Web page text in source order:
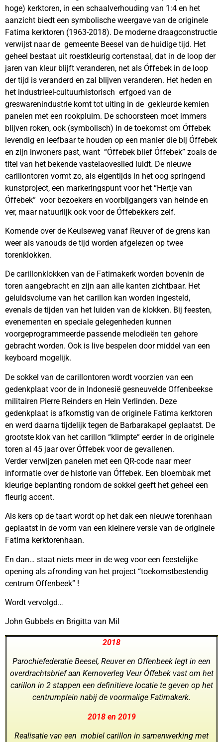
hoge) kerktoren, in een schaalverhouding van 1:4 en het
aanzicht biedt een symbolische weergave van de originele
Fatima kerktoren (1963-2018). De moderne draagconstructie
verwijst naar de gemeente Beesel van de huidige tijd. Het
geheel bestaat uit roestkleurig cortenstaal, dat in de loop der
jaren van kleur blijft veranderen, net als Óffebek in de loop
der tijd is veranderd en zal blijven veranderen. Het heden en
het industrieel-cultuurhistorisch erfgoed van de
greswarenindustrie komt tot uiting in de gekleurde kemien
panelen met een rookpluim. De schoorsteen moet immers
blijven roken, ook (symbolisch) in de toekomst om Óffebek
levendig en leefbaar te houden op een manier die bij Óffebek
en zijn inwoners past, want “Óffebek blief Óffebek” zoals de
titel van het bekende vastelaoveslied luidt. De nieuwe
carillontoren vormt zo, als eigentijds in het oog springend
kunstproject, een markeringspunt voor het “Hertje van
Óffebek” voor bezoekers en voorbijgangers van heinde en
ver, maar natuurlijk ook voor de Óffebekkers zelf.
Komende over de Keulseweg vanaf Reuver of de grens kan
weer als vanouds de tijd worden afgelezen op twee
torenklokken.
De carillonklokken van de Fatimakerk worden bovenin de
toren aangebracht en zijn aan alle kanten zichtbaar. Het
geluidsvolume van het carillon kan worden ingesteld,
evenals de tijden van het luiden van de klokken. Bij feesten,
evenementen en speciale gelegenheden kunnen
voorgeprogrammeerde passende melodieën ten gehore
gebracht worden. Ook is live bespelen door middel van een
keyboard mogelijk.
De sokkel van de carillontoren wordt voorzien van een
gedenkplaat voor de in Indonesië gesneuvelde Offenbeekse
militairen Pierre Reinders en Hein Verlinden. Deze
gedenkplaat is afkomstig van de originele Fatima kerktoren
en werd daarna tijdelijk tegen de Barbarakapel geplaatst. De
grootste klok van het carillon “klimpte” eerder in de originele
toren al 45 jaar over Óffebek voor de gevallenen.
Verder verwijzen panelen met een QR-code naar meer
informatie over de historie van Óffebek. Een bloembak met
kleurige beplanting rondom de sokkel geeft het geheel een
fleurig accent.
Als kers op de taart wordt op het dak een nieuwe torenhaan
geplaatst in de vorm van een kleinere versie van de originele
Fatima kerktorenhaan.
En dan… staat niets meer in de weg voor een feestelijke
opening als afronding van het project “toekomstbestendig
centrum Offenbeek” !
Wordt vervolgd…
John Gubbels en Brigitta van Mil
2018
Parochiefederatie Beesel, Reuver en Offenbeek legt in een
overdrachtsbrief aan Kernoverleg Veur Óffebek vast om het
carillon in 2 stappen een definitieve locatie te geven op het
centrumplein nabij de voormalige Fatimakerk.
2018 en 2019
Realisatie van een mobiel carillon in samenwerking met